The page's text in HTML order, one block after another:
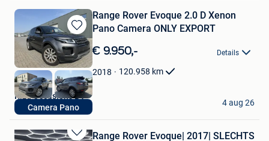
Bewaren
in
Mijn
Favorieten
Camera Pano
Range Rover Evoque 2.0 D Xenon
Pano Camera ONLY EXPORT
€ 9.950,- Details
2018 120.958 km
Rizq Occasions BV
Brecht
4 aug 26
Range Rover Evoque| 2017| SLECHTS